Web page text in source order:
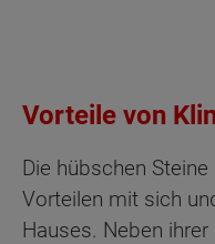
Vorteile von
Die hübschen
Vorteilen mit sich
Hauses. Neben